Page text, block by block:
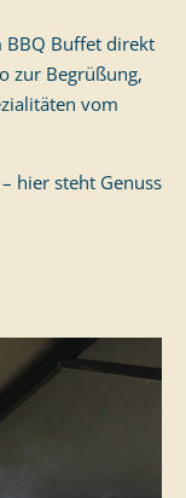
BBQ Buffet direkt
zur Begrüßung,
vom
hier steht Genuss